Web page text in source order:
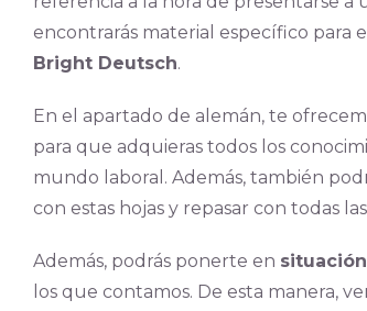
encontrarás material específico para
Bright Deutsch.
En el apartado de alemán, te
para que adquieras todos los
mundo laboral. Además, también
con estas hojas y repasar con todas las
Además, podrás ponerte en
los que contamos. De esta manera,